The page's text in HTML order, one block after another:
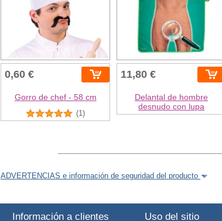
0,60 €
Gorro de chef - 58 cm
(1)
11,80 €
Delantal de hombre
desnudo con lupa
ADVERTENCIAS e información de seguridad del producto
Información a clientes Uso del sitio